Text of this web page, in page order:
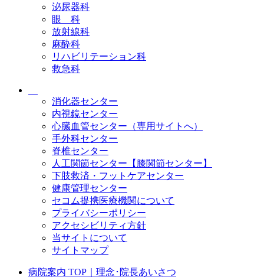
泌尿器科
眼 科
放射線科
麻酔科
リハビリテーション科
救急科
消化器センター
内視鏡センター
心臓血管センター（専用サイトへ）
手外科センター
脊椎センター
人工関節センター【膝関節センター】
下肢救済・フットケアセンター
健康管理センター
セコム提携医療機関について
プライバシーポリシー
アクセシビリティ方針
当サイトについて
サイトマップ
病院案内 TOP｜理念･院長あいさつ